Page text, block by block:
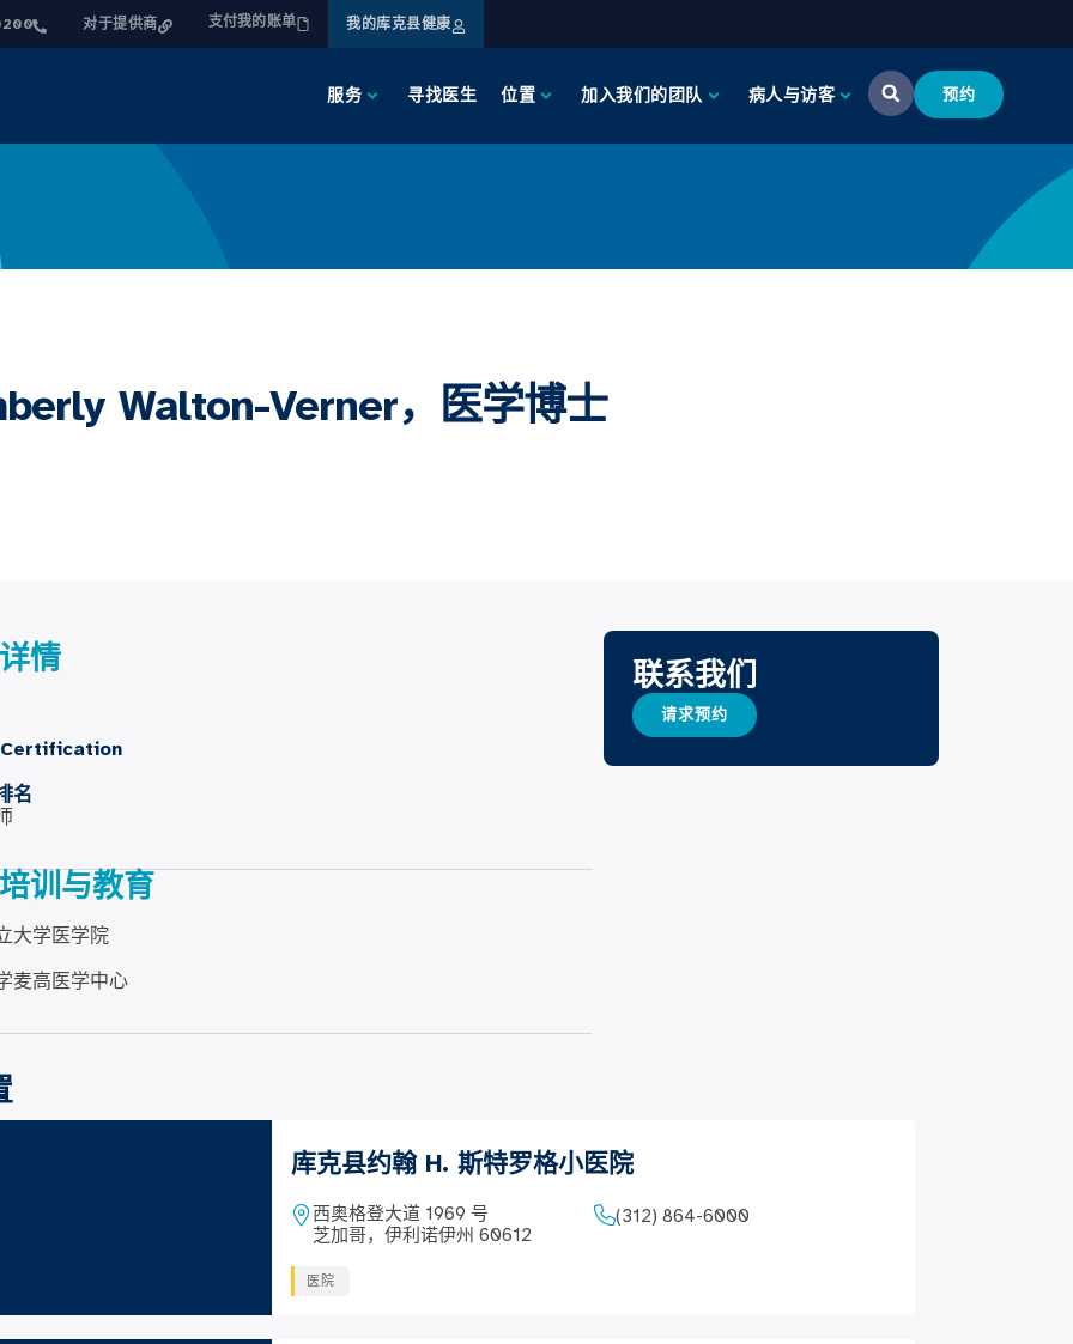
对于提供商 支付我的账单 我的库克县健康
服务 寻找医生 位置 加入我们的团队 病人与访客 预约
Walton-Verner，医学博士
情
名
训与教育
大学医学院
麦高医学中心
联系我们
请求预约
库克县约翰 H. 斯特罗格小医院
西奥格登大道 1969 号
芝加哥，伊利诺伊州 60612
(312) 864-6000
医院